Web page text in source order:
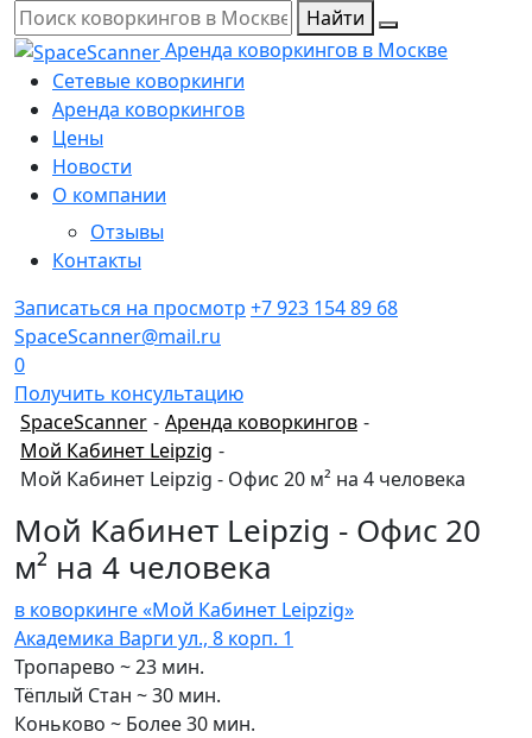
Найти
Аренда коворкингов в Москве
Сетевые коворкинги
Аренда коворкингов
Цены
Новости
О компании
Отзывы
Контакты
Записаться на просмотр +7 923 154 89 68
SpaceScanner@mail.ru
0
Получить консультацию
SpaceScanner - Аренда коворкингов -
Мой Кабинет Leipzig -
Мой Кабинет Leipzig - Офис 20 м² на 4 человека
Мой Кабинет Leipzig - Офис 20
м² на 4 человека
в коворкинге «Мой Кабинет Leipzig»
Академика Варги ул., 8 корп. 1
Тропарево ~ 23 мин.
Тёплый Стан ~ 30 мин.
Коньково ~ Более 30 мин.